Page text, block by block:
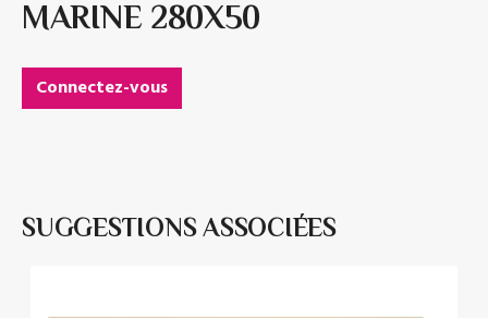
MARINE 280X50
Connectez-vous
SUGGESTIONS ASSOCIÉES